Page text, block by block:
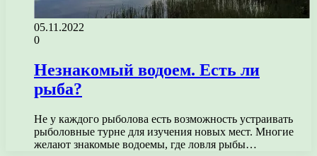
05.11.2022
0
Незнакомый водоем. Есть ли
рыба?
Не у каждого рыболова есть возможность устраивать
рыболовные турне для изучения новых мест. Многие
желают знакомые водоемы, где ловля рыбы…